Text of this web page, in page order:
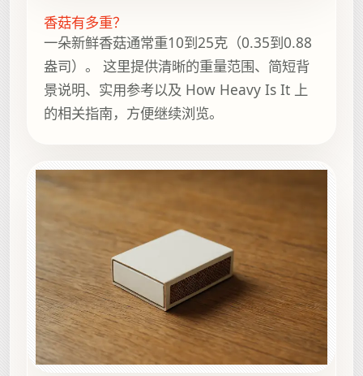
香菇有多重？
一朵新鲜香菇通常重10到25克（0.35到0.88
盎司）。 这里提供清晰的重量范围、简短背
景说明、实用参考以及 How Heavy Is It 上
的相关指南，方便继续浏览。